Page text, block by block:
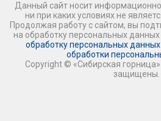
Данный сайт носит
ни при каких условиях не
Продолжая работу с сайтом, вы
на обработку персональных
обработку персональных данных
обработки
Copyright © «Сибирская
защищены.